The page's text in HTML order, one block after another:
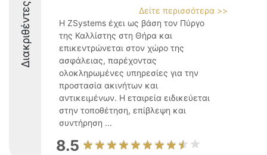
Διακριθέντες
Δείτε περισσότερα >>
Η ZSystems έχει ως βάση τον Πύργο
της Καλλίστης στη Θήρα και
επικεντρώνεται στον χώρο της
ασφάλειας, παρέχοντας
ολοκληρωμένες υπηρεσίες για την
προστασία ακινήτων και
αντικειμένων. Η εταιρεία ειδικεύεται
στην τοποθέτηση, επίβλεψη και
συντήρηση ...
8.5